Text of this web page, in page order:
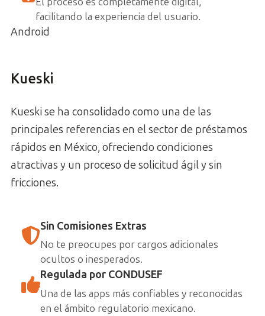
facilitando la experiencia del usuario.
Android
Kueski
Kueski se ha consolidado como una de las
principales referencias en el sector de préstamos
rápidos en México, ofreciendo condiciones
atractivas y un proceso de solicitud ágil y sin
fricciones.
Sin Comisiones Extras
No te preocupes por cargos adicionales
ocultos o inesperados.
Regulada por CONDUSEF
Una de las apps más confiables y reconocidas
en el ámbito regulatorio mexicano.